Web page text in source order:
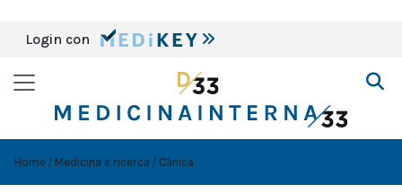
Login con
Home Medicina e ricerca Clinica